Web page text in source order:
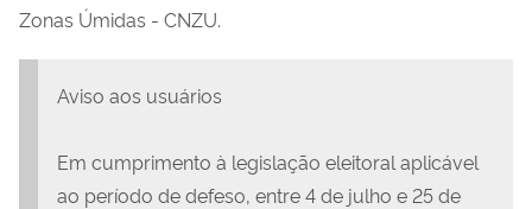
Zonas Úmidas - CNZU.
Aviso aos usuários
Em cumprimento à legislação eleitoral aplicável
ao período de defeso, entre 4 de julho e 25 de